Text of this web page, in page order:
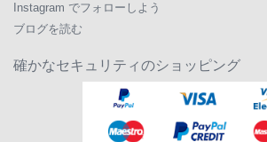
Instagram でフォローしよう
ブログを読む
確かなセキュリティのショッピング